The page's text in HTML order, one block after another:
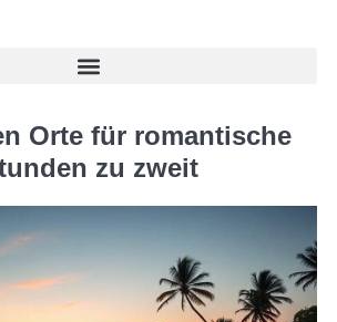
Orte für romantische
zu zweit